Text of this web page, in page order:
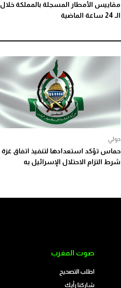
مقاييس الأمطار المسجلة بالمملكة خلال
الـ 24 ساعة الماضية
دولي
حماس تؤكد استعدادها لتنفيذ اتفاق غزة
شرط التزام الاحتلال الإسرائيل به
صوت المغرب
اطلب التصحيح
شاركنا رأيك